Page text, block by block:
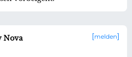
melden
Nova